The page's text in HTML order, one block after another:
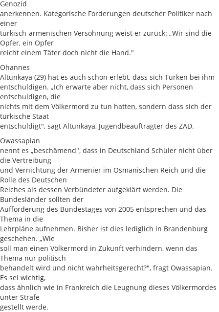
Genozid
anerkennen. Kategorische Forderungen deutscher Politiker nach
einer
türkisch-armenischen Versöhnung weist er zurück: „Wir sind die
Opfer, ein Opfer
reicht einem Täter doch nicht die Hand."
Ohannes
Altunkaya (29) hat es auch schon erlebt, dass sich Türken bei ihm
entschuldigen. „Ich erwarte aber nicht, dass sich Personen
entschuldigen, die
nichts mit dem Völkermord zu tun hatten, sondern dass sich der
türkische Staat
entschuldigt", sagt Altunkaya, Jugendbeauftragter des ZAD.
Owassapian
nennt es „beschämend", dass in Deutschland Schüler nicht über
die Vertreibung
und Vernichtung der Armenier im Osmanischen Reich und die
Rolle des Deutschen
Reiches als dessen Verbündeter aufgeklärt werden. Die
Bundesländer sollten der
Aufforderung des Bundestages von 2005 entsprechen und das
Thema in die
Lehrpläne aufnehmen. Bisher ist dies lediglich in Brandenburg
geschehen. „Wie
soll man einen Völkermord in Zukunft verhindern, wenn das
Thema nur politisch
behandelt wird und nicht wahrheitsgerecht?", fragt Owassapian.
Es sei wichtig,
dass ähnlich wie in Frankreich die Leugnung dieses Völkermordes
unter Strafe
gestellt werde.